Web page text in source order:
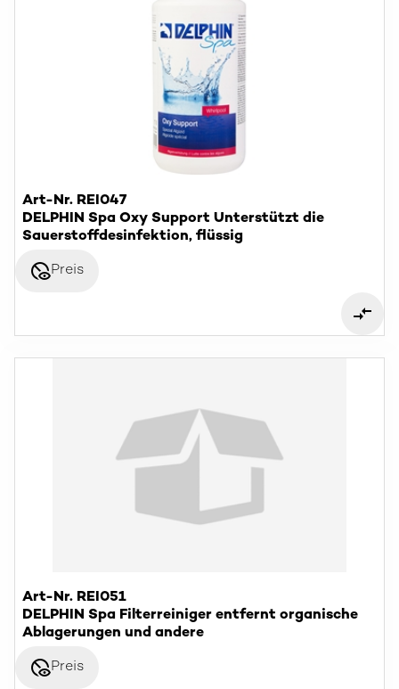
Art-Nr. REI047
DELPHIN Spa Oxy Support Unterstützt die
Sauerstoffdesinfektion, flüssig
disabled_visiblePreis
Art-Nr. REI051
DELPHIN Spa Filterreiniger entfernt organische
Ablagerungen und andere
disabled_visiblePreis